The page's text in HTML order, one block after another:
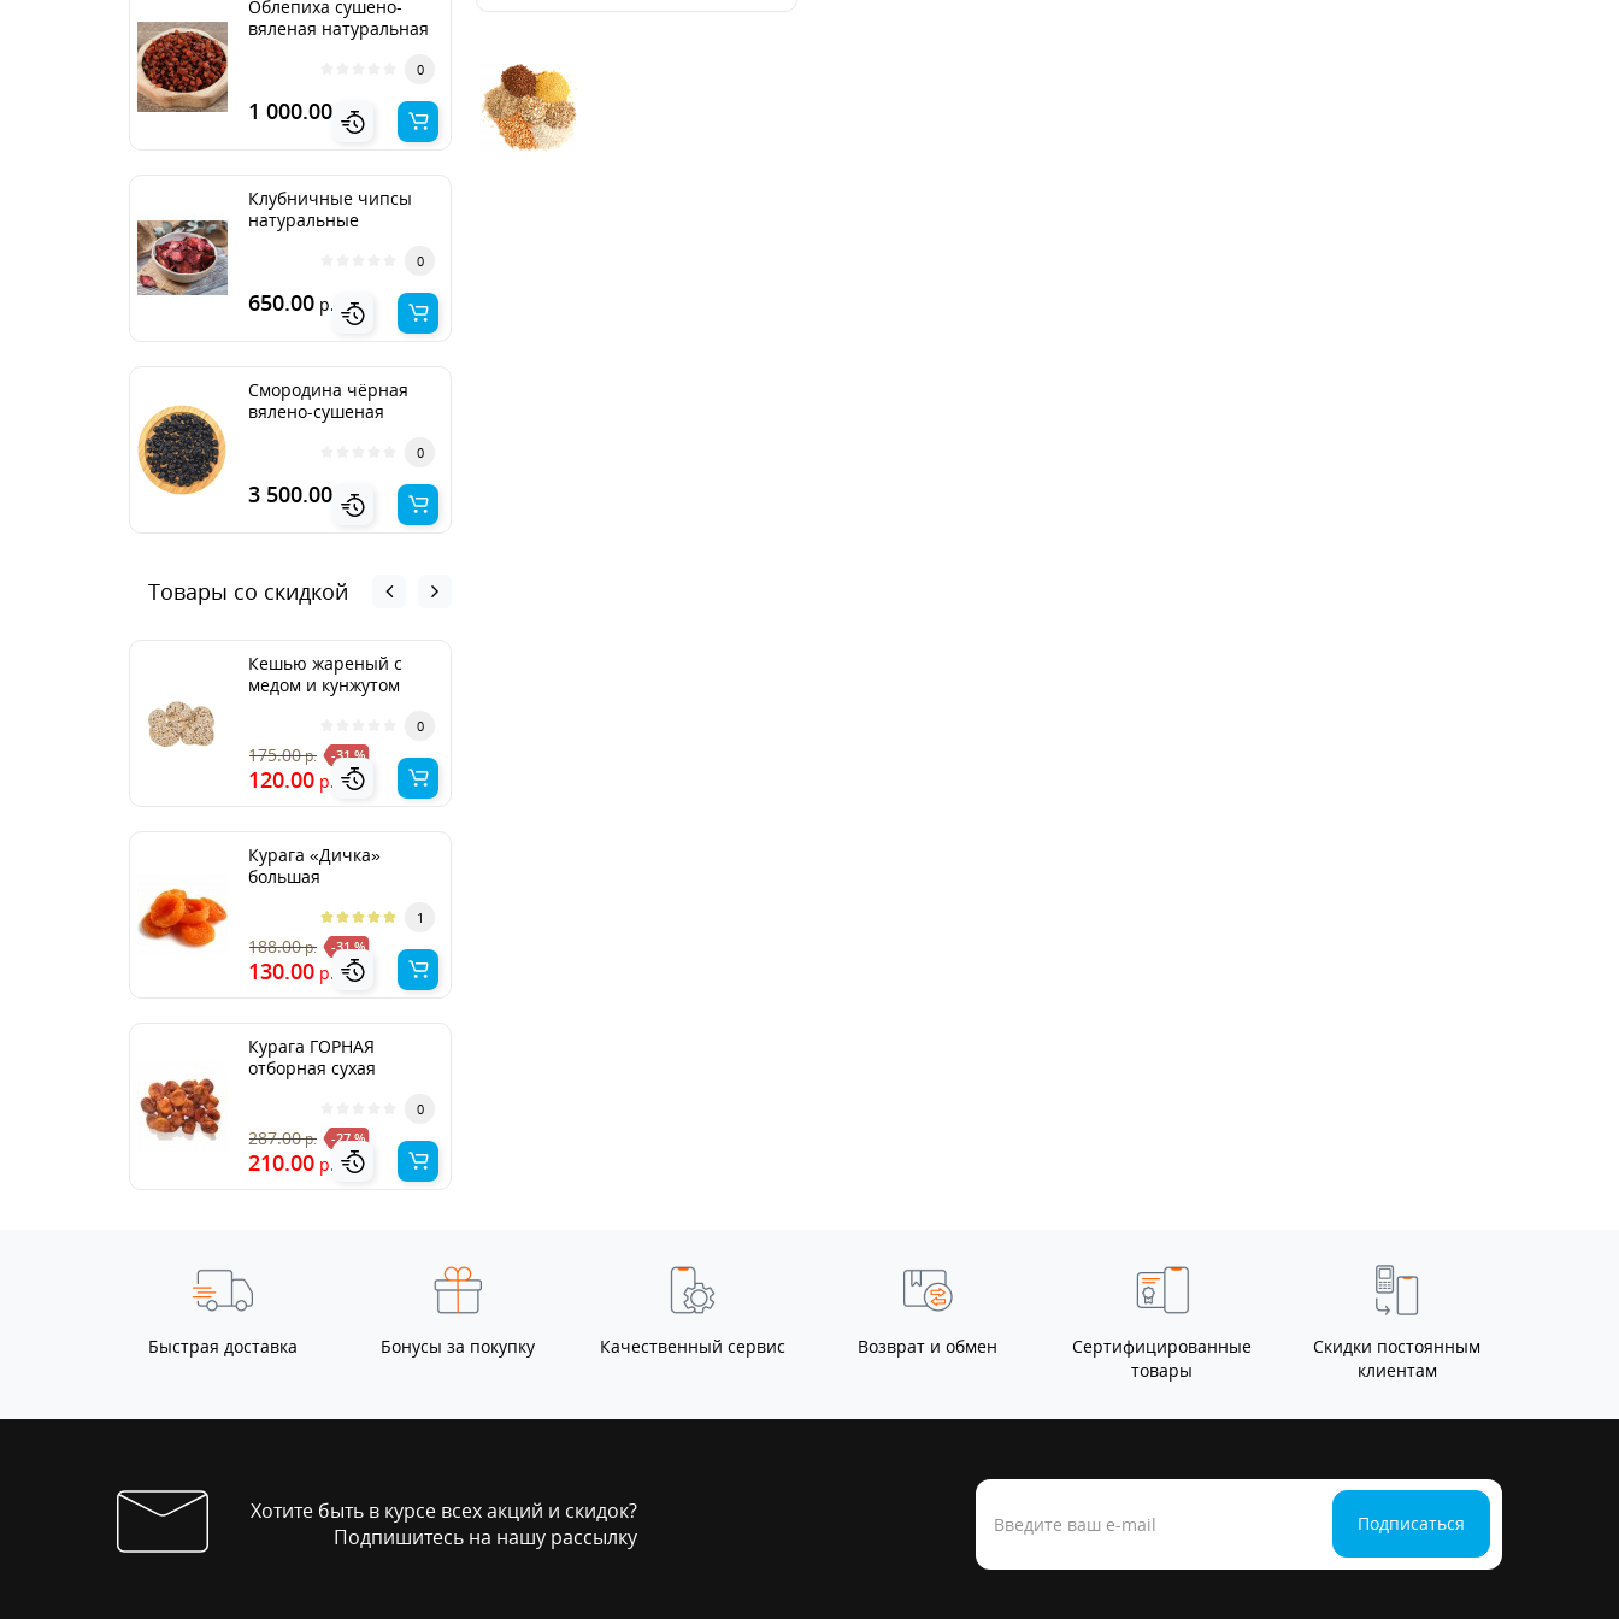
Облепиха сушено-
вяленая натуральная
0
1 000.00р.
Клубничные чипсы
натуральные
0
650.00р.
Смородина чёрная
вялено-сушеная
0
3 500.00р.
Товары со скидкой
Кешью жареный с
медом и кунжутом
0
175.00р. -31 %
120.00р.
Курага «Дичка»
большая
1
188.00р. -31 %
130.00р.
Курага ГОРНАЯ
отборная сухая
0
287.00р. -27 %
210.00р.
Быстрая доставка Бонусы за покупку Качественный сервис Возврат и обмен
Сертифицированные
товары
Скидки постоянным
клиентам
Хотите быть в курсе всех акций и скидок?
Подпишитесь на нашу рассылку
Подписаться